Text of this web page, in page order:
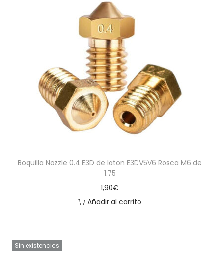
Boquilla Nozzle 0.4 E3D de laton E3DV5V6 Rosca M6 de
1.75
1,90€
Añadir al carrito
Sin existencias